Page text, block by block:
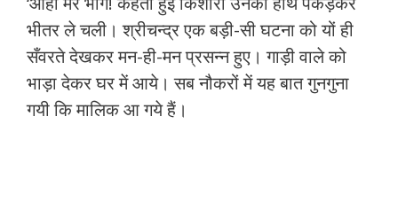
भीतर ले चली। श्रीचन्द्र एक बड़ी-सी घटना को यों ही
सँवरते देखकर मन-ही-मन प्रसन्न हुए। गाड़ी वाले को
भाड़ा देकर घर में आये। सब नौकरों में यह बात गुनगुना
गयी कि मालिक आ गये हैं।